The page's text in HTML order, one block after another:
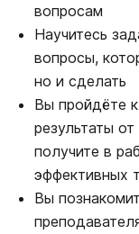
вопросам
Научитесь
вопросы,
но и сделать
Вы пройдёте
результаты
получите в
эффективных
Вы